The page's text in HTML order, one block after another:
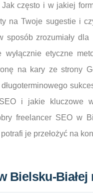
często i w jakiej
na Twoje sugestie i
sposób zrozumiały
wyłącznie etyczne
na kary ze strony
i jakie kluczowe
freelancer SEO w
je przełożyć na
Bielsku-